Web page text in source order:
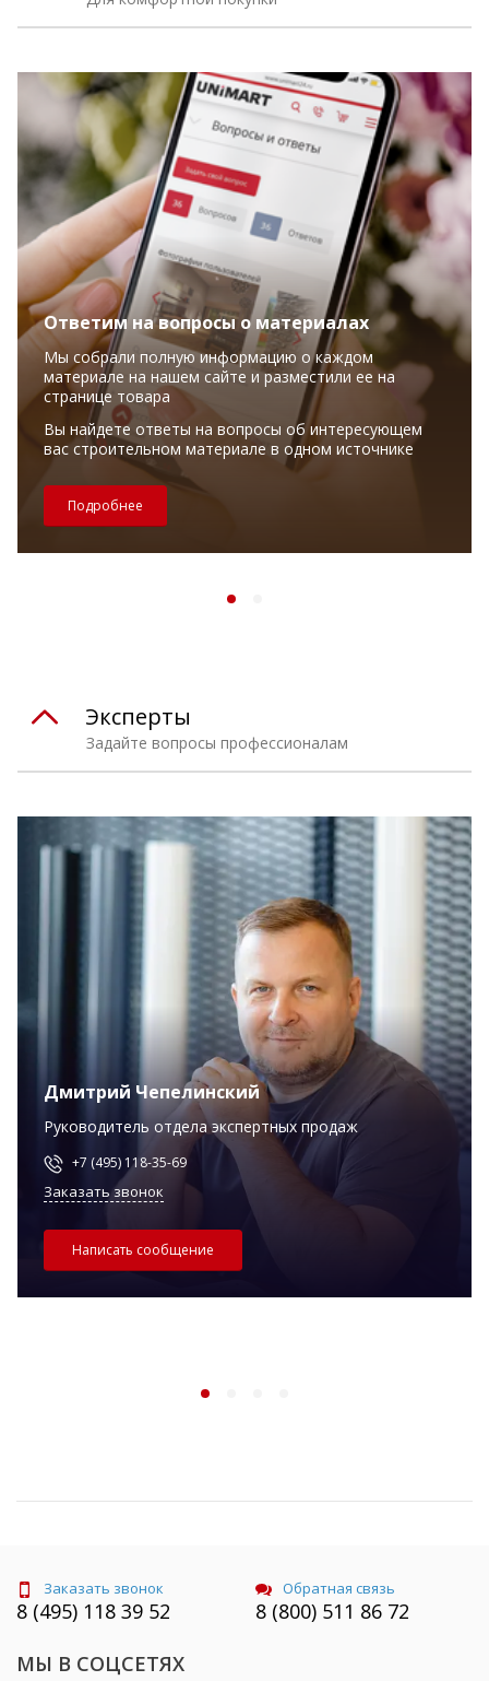
Ответим на вопросы о материалах
Мы собрали полную информацию о каждом
материале на нашем сайте и разместили ее на
странице товара
Вы найдете ответы на вопросы об интересующем
вас строительном материале в одном источнике
Подробнее
Задайте вопросы профессионалам
Эксперты
Дмитрий Чепелинский
Руководитель отдела экспертных продаж
+7 (495) 118-35-69
Заказать звонок
Написать сообщение
Заказать звонок
8 (495) 118 39 52
Обратная связь
8 (800) 511 86 72
МЫ В СОЦСЕТЯХ